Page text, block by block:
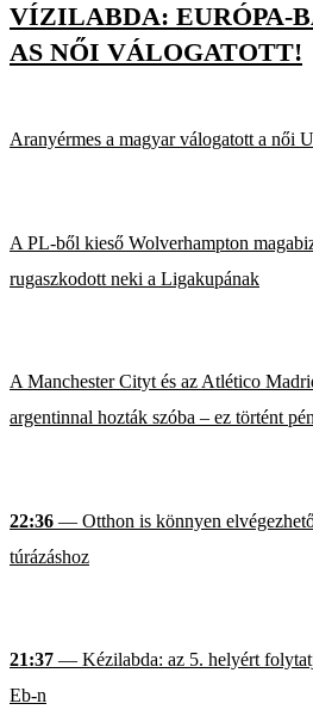
VÍZILABDA: EURÓPA-
AS NŐI VÁLOGATOTT!
Aranyérmes a magyar válogatott a női
A PL-ből kieső Wolverhampton
rugaszkodott neki a Ligakupának
A Manchester Cityt és az Atlético
argentinnal hozták szóba – ez történt
22:36 — Otthon is könnyen
túrázáshoz
21:37 — Kézilabda: az 5. helyért
Eb-n